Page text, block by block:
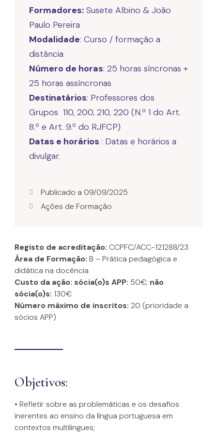
Formadores: Susete Albino & João
Modalidade: Curso / formação a
Número de horas: 25 horas síncronas +
Destinatários: Professores dos
Grupos 110, 200, 210, 220 (N.º 1 do Art.
Datas e horários : Datas e horários a
divulgar.
Publicado a 09/09/2025
Ações de Formação
Registo de acreditação: CCPFC/ACC-121288/23
Área de Formação: B – Prática pedagógica e
didática na docência
Custo da ação: sócia(o)s APP: 50€; não
sócia(o)s: 130€
Número máximo de inscritos: 20 (prioridade a
sócios APP)
Objetivos:
• Refletir sobre as problemáticas e os desafios
inerentes ao ensino da língua portuguesa em
contextos multilingues;